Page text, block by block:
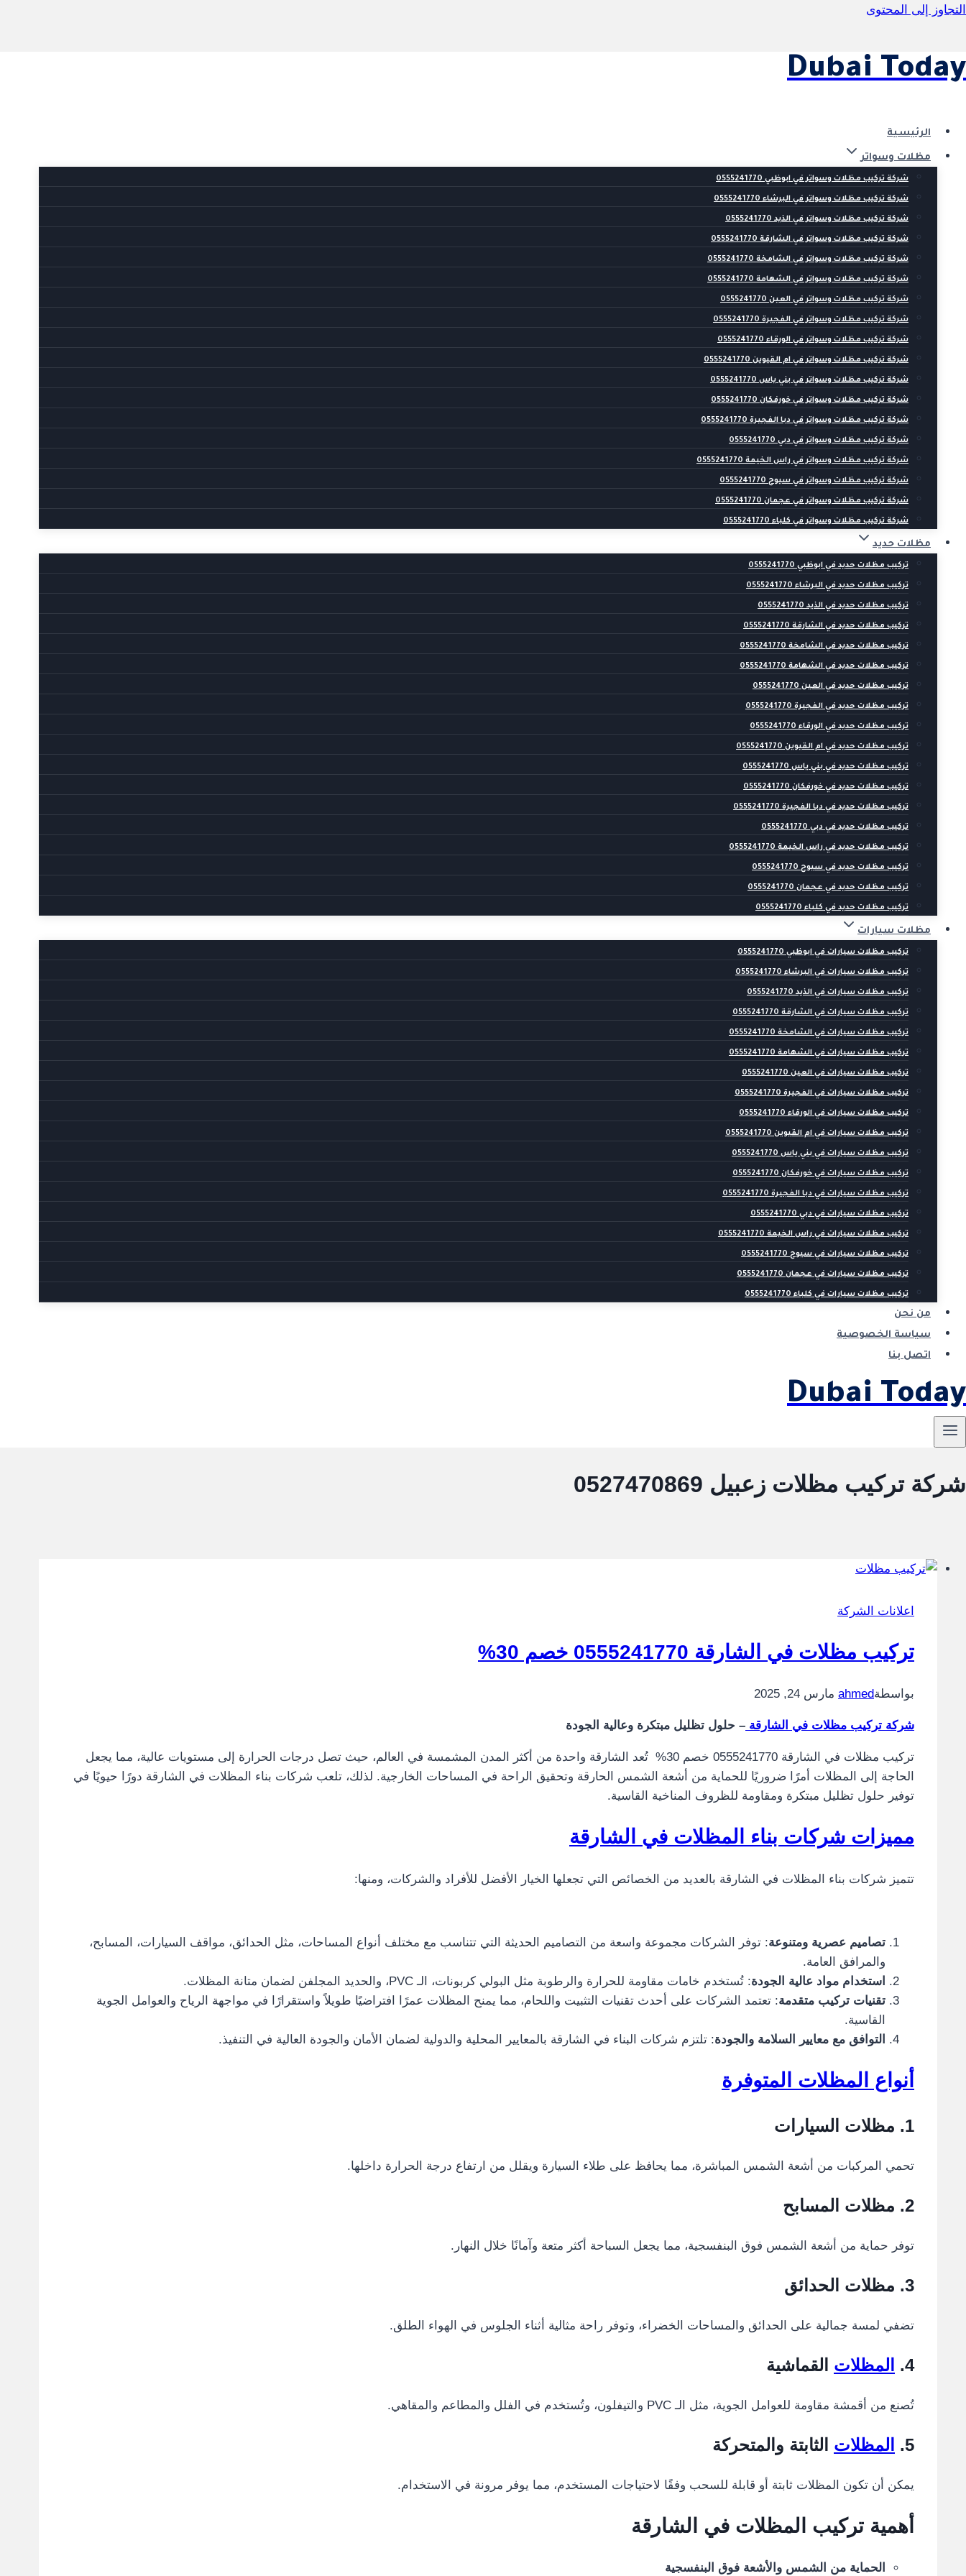
التجاوز إلى المحتوى
Dubai Today
الرئيسية
مظلات وسواتر
شركة تركيب مظلات وسواتر في ابوظبي 0555241770
شركة تركيب مظلات وسواتر في البرشاء 0555241770
شركة تركيب مظلات وسواتر في الذيد 0555241770
شركة تركيب مظلات وسواتر في الشارقة 0555241770
شركة تركيب مظلات وسواتر في الشامخة 0555241770
شركة تركيب مظلات وسواتر في الشهامة 0555241770
شركة تركيب مظلات وسواتر في العين 0555241770
شركة تركيب مظلات وسواتر في الفجيرة 0555241770
شركة تركيب مظلات وسواتر في الورقاء 0555241770
شركة تركيب مظلات وسواتر في ام القيوين 0555241770
شركة تركيب مظلات وسواتر في بني ياس 0555241770
شركة تركيب مظلات وسواتر في خورفكان 0555241770
شركة تركيب مظلات وسواتر في دبا الفجيرة 0555241770
شركة تركيب مظلات وسواتر في دبي 0555241770
شركة تركيب مظلات وسواتر في راس الخيمة 0555241770
شركة تركيب مظلات وسواتر في سيوح 0555241770
شركة تركيب مظلات وسواتر في عجمان 0555241770
شركة تركيب مظلات وسواتر في كلباء 0555241770
مظلات حديد
تركيب مظلات حديد في ابوظبي 0555241770
تركيب مظلات حديد في البرشاء 0555241770
تركيب مظلات حديد في الذيد 0555241770
تركيب مظلات حديد في الشارقة 0555241770
تركيب مظلات حديد في الشامخة 0555241770
تركيب مظلات حديد في الشهامة 0555241770
تركيب مظلات حديد في العين 0555241770
تركيب مظلات حديد في الفجيرة 0555241770
تركيب مظلات حديد في الورقاء 0555241770
تركيب مظلات حديد في ام القيوين 0555241770
تركيب مظلات حديد في بني ياس 0555241770
تركيب مظلات حديد في خورفكان 0555241770
تركيب مظلات حديد في دبا الفجيرة 0555241770
تركيب مظلات حديد في دبي 0555241770
تركيب مظلات حديد في راس الخيمة 0555241770
تركيب مظلات حديد في سيوح 0555241770
تركيب مظلات حديد في عجمان 0555241770
تركيب مظلات حديد في كلباء 0555241770
مظلات سيارات
تركيب مظلات سيارات في ابوظبي 0555241770
تركيب مظلات سيارات في البرشاء 0555241770
تركيب مظلات سيارات في الذيد 0555241770
تركيب مظلات سيارات في الشارقة 0555241770
تركيب مظلات سيارات في الشامخة 0555241770
تركيب مظلات سيارات في الشهامة 0555241770
تركيب مظلات سيارات في العين 0555241770
تركيب مظلات سيارات في الفجيرة 0555241770
تركيب مظلات سيارات في الورقاء 0555241770
تركيب مظلات سيارات في ام القيوين 0555241770
تركيب مظلات سيارات في بني ياس 0555241770
تركيب مظلات سيارات في خورفكان 0555241770
تركيب مظلات سيارات في دبا الفجيرة 0555241770
تركيب مظلات سيارات في دبي 0555241770
تركيب مظلات سيارات في راس الخيمة 0555241770
تركيب مظلات سيارات في سيوح 0555241770
تركيب مظلات سيارات في عجمان 0555241770
تركيب مظلات سيارات في كلباء 0555241770
من نحن
سياسة الخصوصية
اتصل بنا
Dubai Today
شركة تركيب مظلات زعبيل 0527470869
اعلانات الشركة
تركيب مظلات في الشارقة 0555241770 خصم 30%
بواسطةahmed مارس 24, 2025
شركة تركيب مظلات في الشارقة – حلول تظليل مبتكرة وعالية الجودة
تركيب مظلات في الشارقة 0555241770 خصم 30% تُعد الشارقة واحدة من أكثر المدن المشمسة في العالم، حيث تصل درجات الحرارة إلى مستويات عالية، مما يجعل
الحاجة إلى المظلات أمرًا ضروريًا للحماية من أشعة الشمس الحارقة وتحقيق الراحة في المساحات الخارجية. لذلك، تلعب شركات بناء المظلات في الشارقة دورًا حيويًا في
توفير حلول تظليل مبتكرة ومقاومة للظروف المناخية القاسية.
مميزات شركات بناء المظلات في الشارقة
تتميز شركات بناء المظلات في الشارقة بالعديد من الخصائص التي تجعلها الخيار الأفضل للأفراد والشركات، ومنها:
تصاميم عصرية ومتنوعة: توفر الشركات مجموعة واسعة من التصاميم الحديثة التي تتناسب مع مختلف أنواع المساحات، مثل الحدائق، مواقف السيارات، المسابح،
والمرافق العامة.
استخدام مواد عالية الجودة: تُستخدم خامات مقاومة للحرارة والرطوبة مثل البولي كربونات، الـ PVC، والحديد المجلفن لضمان متانة المظلات.
تقنيات تركيب متقدمة: تعتمد الشركات على أحدث تقنيات التثبيت واللحام، مما يمنح المظلات عمرًا افتراضيًا طويلاً واستقرارًا في مواجهة الرياح والعوامل الجوية
القاسية.
التوافق مع معايير السلامة والجودة: تلتزم شركات البناء في الشارقة بالمعايير المحلية والدولية لضمان الأمان والجودة العالية في التنفيذ.
أنواع المظلات المتوفرة
1. مظلات السيارات
تحمي المركبات من أشعة الشمس المباشرة، مما يحافظ على طلاء السيارة ويقلل من ارتفاع درجة الحرارة داخلها.
2. مظلات المسابح
توفر حماية من أشعة الشمس فوق البنفسجية، مما يجعل السباحة أكثر متعة وآمانًا خلال النهار.
3. مظلات الحدائق
تضفي لمسة جمالية على الحدائق والمساحات الخضراء، وتوفر راحة مثالية أثناء الجلوس في الهواء الطلق.
4. المظلات القماشية
تُصنع من أقمشة مقاومة للعوامل الجوية، مثل الـ PVC والتيفلون، وتُستخدم في الفلل والمطاعم والمقاهي.
5. المظلات الثابتة والمتحركة
يمكن أن تكون المظلات ثابتة أو قابلة للسحب وفقًا لاحتياجات المستخدم، مما يوفر مرونة في الاستخدام.
أهمية تركيب المظلات في الشارقة
الحماية من الشمس والأشعة فوق البنفسجية